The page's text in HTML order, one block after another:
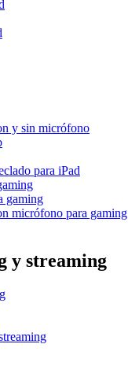
y sin micrófono
para iPad
gaming
micrófono para gaming
y streaming